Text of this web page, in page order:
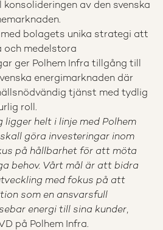
av den svenska
med bolagets unika strategi att
och medelstora
ger Polhem Infra tillgång till
energimarknaden där
tjänst med tydlig
roll.
ligger helt i linje med Polhem
göra investeringar inom
på hållbarhet för att möta
behov. Vårt mål är att bidra
med fokus på att
som en ansvarsfull
energi till sina kunder,
på Polhem Infra.